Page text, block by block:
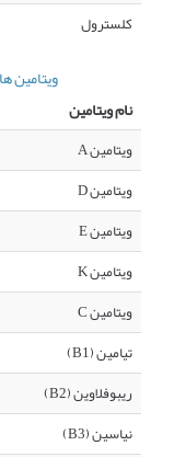
کلسترول
ویتامین
نام ویتامین
ویتامین A
ویتامین D
ویتامین E
ویتامین K
ویتامین C
تیامین (B1)
ریبوفلاوین (B2)
نیاسین (B3)